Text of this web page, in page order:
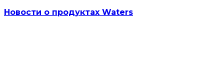
Новости о продуктах Waters